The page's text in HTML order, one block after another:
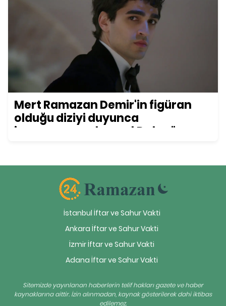
Mert Ramazan Demir'in figüran
olduğu diziyi duyunca
inanamayacaksınız! Daha önce
İstanbul İftar ve Sahur Vakti
Ankara İftar ve Sahur Vakti
İzmir İftar ve Sahur Vakti
Adana İftar ve Sahur Vakti
Sitemizde yayınlanan haberlerin telif hakları gazete ve haber
kaynaklarına aittir. İzin alınmadan, kaynak gösterilerek dahi iktibas
edilemez.